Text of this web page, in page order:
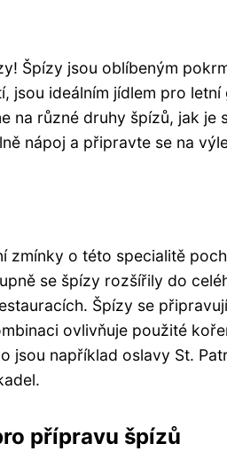
Špízy jsou oblíbeným
jsou ideálním jídlem pro
na různé druhy špízů, jak je
nápoj a připravte se na
zmínky o této specialitě
se špízy rozšířily do
Špízy se
ovlivňuje použité
jsou například oslavy St.
přípravu špízů